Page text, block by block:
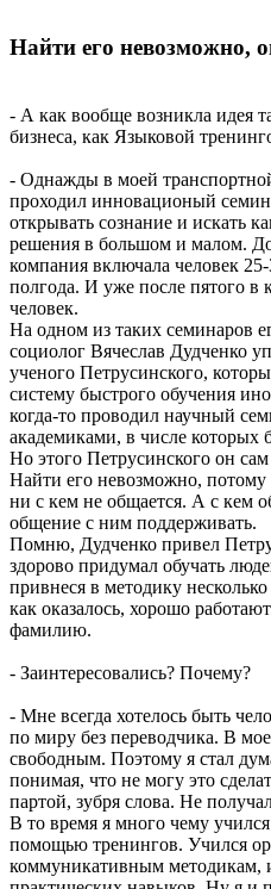
Найти его невозможно,
- А как вообще возникла идея
бизнеса, как Языковой
- Однажды в моей
проходил инновационый
открывать сознание и искать
решения в большом и малом.
компания включала человек
полгода. И уже после пятого в
человек.
На одном из таких семинаров
социолог Вячеслав Дудченко
ученого Петрусинского,
систему быстрого обучения
когда-то проводил научный
академиками, в числе которых
Но этого Петрусинского он
Найти его невозможно, потому
ни с кем не общается. А с кем
общение с ним поддерживать.
Помню, Дудченко привел
здорово придумал обучать
привнеся в методику
как оказалось, хорошо
фамилию.
- Заинтересовались? Почему?
- Мне всегда хотелось быть
по миру без переводчика. В
свободным. Поэтому я стал
понимая, что не могу это
партой, зубря слова. Не
В то время я много чему
помощью тренингов. Учился
коммуникативным методикам,